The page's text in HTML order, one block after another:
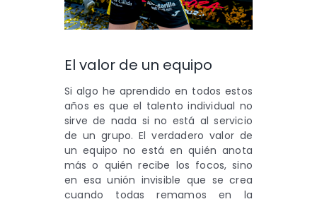
El valor de un equipo
Si algo he aprendido en todos estos
años es que el talento individual no
sirve de nada si no está al servicio
de un grupo. El verdadero valor de
un equipo no está en quién anota
más o quién recibe los focos, sino
en esa unión invisible que se crea
cuando todas remamos en la